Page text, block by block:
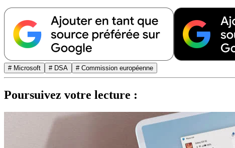
# Microsoft # DSA # Commission européenne
Poursuivez votre lecture :